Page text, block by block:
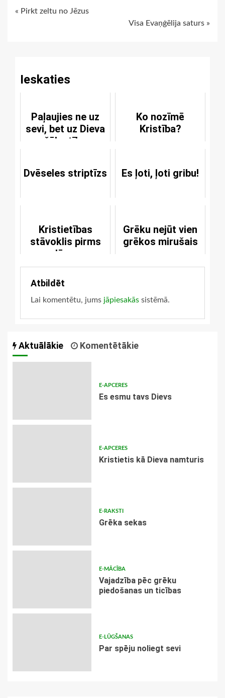
Continue
« Pirkt zeltu no Jēzus
Visa Evaņģēlija saturs »
Ieskaties
Paļaujies ne uz
sevi, bet uz Dieva
žēlastību
Ko nozīmē
Kristība?
Dvēseles striptīzs Es ļoti, ļoti gribu!
Kristietības
stāvoklis pirms
Jēzus
atkalatnākšanas
Grēku nejūt vien
grēkos mirušais
Atbildēt
Lai komentētu, jums jāpiesakās sistēmā.
Aktuālākie Komentētākie
E-APCERES
Es esmu tavs Dievs
E-APCERES
Kristietis kā Dieva namturis
E-RAKSTI
Grēka sekas
E-MĀCĪBA
Vajadzība pēc grēku
piedošanas un ticības
E-LŪGŠANAS
Par spēju noliegt sevi